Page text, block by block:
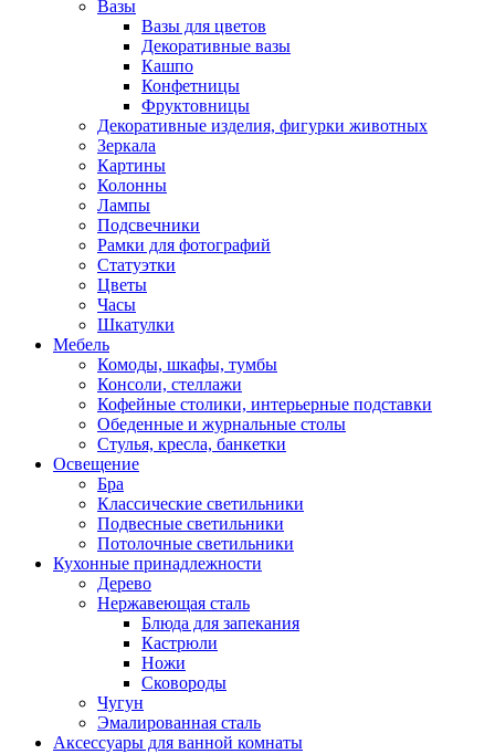
Вазы
Вазы для цветов
Декоративные вазы
Кашпо
Конфетницы
Фруктовницы
Декоративные изделия, фигурки животных
Зеркала
Картины
Колонны
Лампы
Подсвечники
Рамки для фотографий
Статуэтки
Цветы
Часы
Шкатулки
Мебель
Комоды, шкафы, тумбы
Консоли, стеллажи
Кофейные столики, интерьерные подставки
Обеденные и журнальные столы
Стулья, кресла, банкетки
Освещение
Бра
Классические светильники
Подвесные светильники
Потолочные светильники
Кухонные принадлежности
Дерево
Нержавеющая сталь
Блюда для запекания
Кастрюли
Ножи
Сковороды
Чугун
Эмалированная сталь
Аксессуары для ванной комнаты